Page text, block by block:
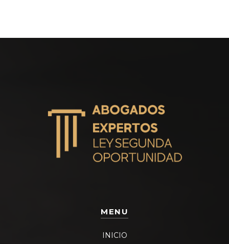
MENU
INICIO